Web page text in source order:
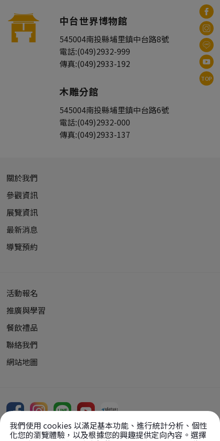
中台世界博物館
545004南投縣埔里鎮中台路8號
電話:(049)2932-999
傳真:(049)2933-192
木雕分館
545004南投縣埔里鎮中台路6號
電話:(049)2932-000
傳真:(049)2933-137
關於我們
參觀資訊
展覽資訊
最新消息
導覽預約
活動報名
推廣與學習
餐飲禮品
聯絡我們
網站地圖
TOP
我們使用 cookies 以滿足基本功能、進行統計分析、個性
化您的瀏覽體驗，以及根據您的興趣提供定向內容。選擇